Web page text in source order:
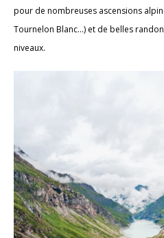
pour de nombreuses ascensions
Tournelon Blanc…) et de belles
niveaux.